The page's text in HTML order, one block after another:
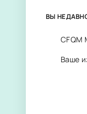
ВЫ
CFQM
Ваше